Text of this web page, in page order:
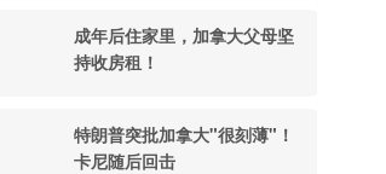
成年后住家里，加拿大父母坚
持收房租！
特朗普突批加拿大"很刻薄"！
卡尼随后回击